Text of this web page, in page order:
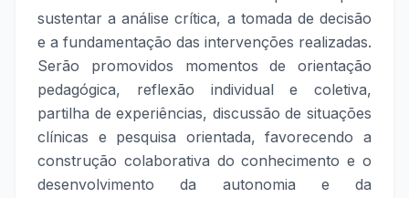
sustentar a análise crítica, a tomada de decisão
e a fundamentação das intervenções realizadas.
Serão promovidos momentos de orientação
pedagógica, reflexão individual e coletiva,
partilha de experiências, discussão de situações
clínicas e pesquisa orientada, favorecendo a
construção colaborativa do conhecimento e o
desenvolvimento da autonomia e da